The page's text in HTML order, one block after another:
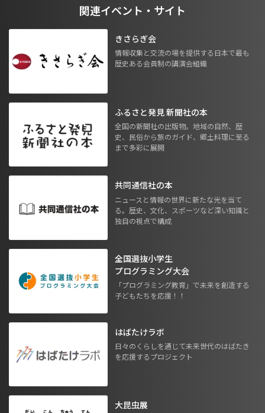
関連イベント・サイト
きさらぎ会
情報収集と交流の場を提供する日本で最も
歴史ある会員制の講演会組織
ふるさと発見 新聞社の本
全国の新聞社の出版物。地域の自然、歴
史、民俗から旅のガイド、郷土料理に至る
まで多彩に展開
共同通信社の本
ニュースと情報の世界に新たな光を当て
る。歴史、文化、スポーツなど深い知識と
独自の視点で構成
全国選抜小学生
プログラミング大会
「プログラミング教育」で未来を創造する
子どもたちを応援！！
はばたけラボ
日々のくらしを通じて未来世代のはばたき
を応援するプロジェクト
大昆虫展